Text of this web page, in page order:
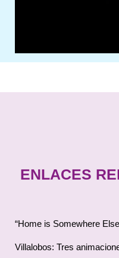
ENLACES
“Home is Somewhere
Villalobos: Tres